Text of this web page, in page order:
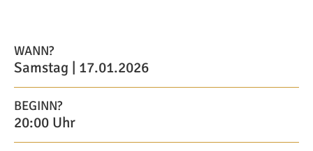
WANN?
Samstag | 17.01.2026
BEGINN?
20:00 Uhr